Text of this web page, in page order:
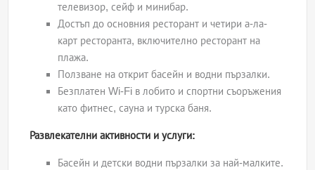
телевизор, сейф и минибар.
Достъп до основния ресторант и четири а-ла-
карт ресторанта, включително ресторант на
плажа.
Ползване на открит басейн и водни пързалки.
Безплатен Wi-Fi в лобито и спортни съоръжения
като фитнес, сауна и турска баня.
Развлекателни активности и услуги:
Басейн и детски водни пързалки за най-малките.